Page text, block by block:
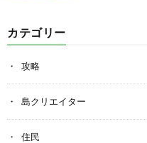
カテゴリー
攻略
島クリエイター
住民